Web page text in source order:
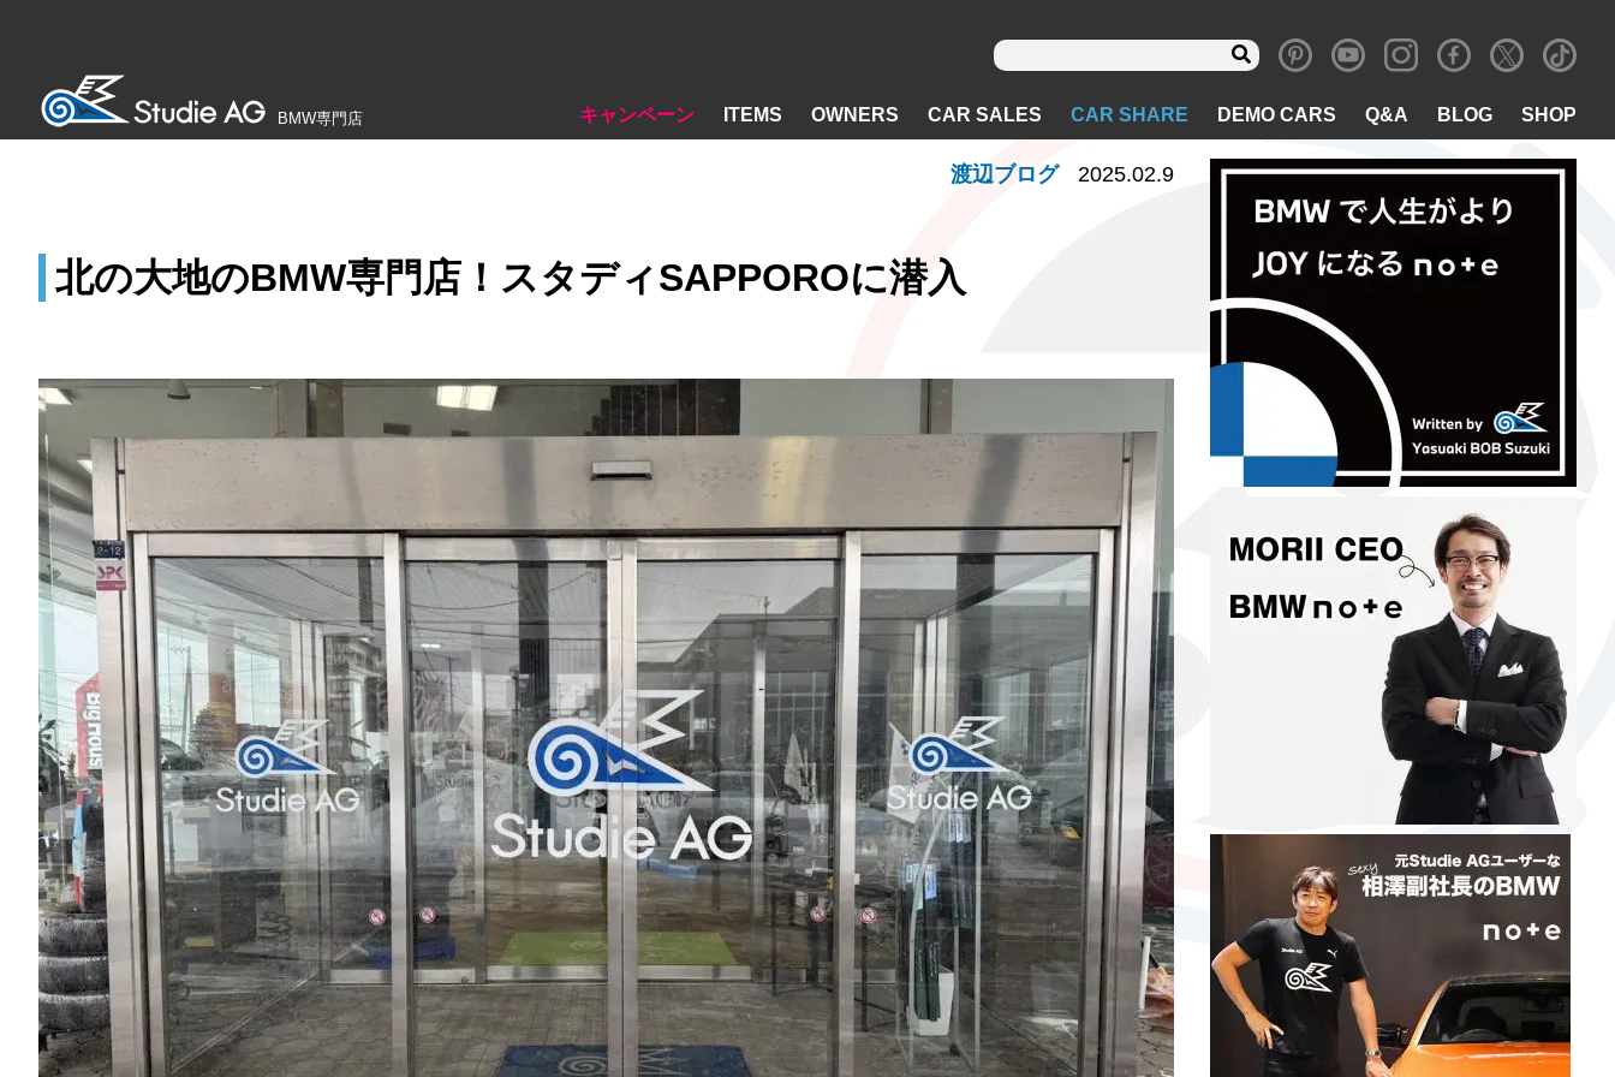
BMW専門店 キャンペーン ITEMS OWNERS CAR SALES CAR SHARE DEMO CARS Q&A BLOG SHOP
北の大地のBMW専門店！スタディSAPPOROに潜入
渡辺ブログ 2025.02.9